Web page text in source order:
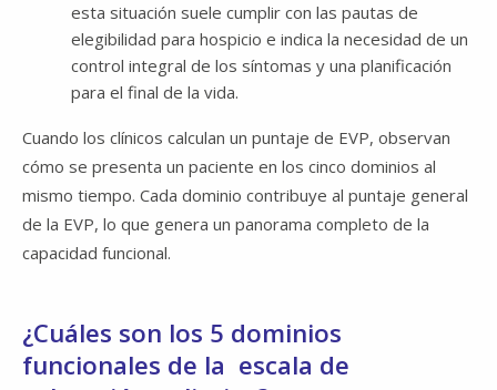
esta situación suele cumplir con las pautas de
elegibilidad para hospicio e indica la necesidad de un
control integral de los síntomas y una planificación
para el final de la vida.
Cuando los clínicos calculan un puntaje de EVP, observan
cómo se presenta un paciente en los cinco dominios al
mismo tiempo. Cada dominio contribuye al puntaje general
de la EVP, lo que genera un panorama completo de la
capacidad funcional.
¿Cuáles son los 5 dominios
funcionales de la ​​​​​​​ escala de